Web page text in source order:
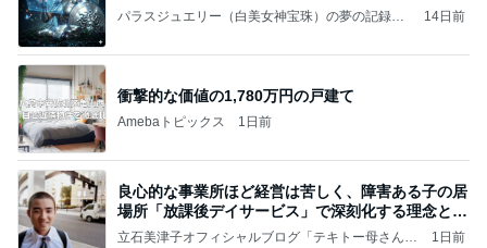
パラスジュエリー（白美女神宝珠）の夢の記録
14日前
衝撃的な価値の1,780万円の戸建て
Amebaトピックス 1日前
良心的な事業所ほど経営は苦しく、障害ある子の居
場所「放課後デイサービス」で深刻化する理念と現
実の
立石美津子オフィシャルブログ「テキトー母さんの
1日前